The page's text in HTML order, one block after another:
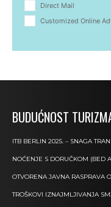
Direct Mail
Customized Online
BUDUĆNOST
ITB BERLIN 2025. – SNAGA
NOĆENJE S DORUČKOM (BED
OTVORENA JAVNA RASPRAVA
TROŠKOVI IZNAJMLJIVANJA